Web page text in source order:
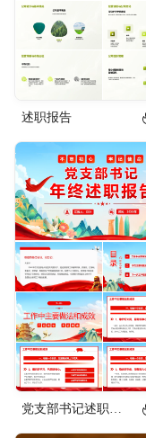
述职报告
党支部书记述职报告年终述职汇报通用PPT